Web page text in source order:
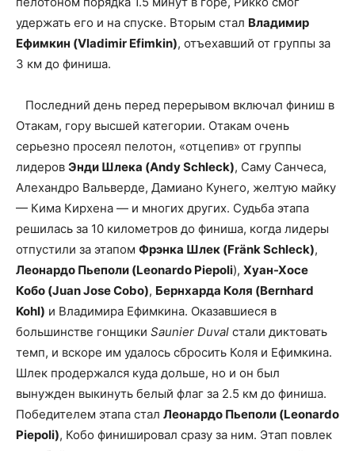
удержать его и на спуске. Вторым стал Владимир
Ефимкин (Vladimir Efimkin), отъехавший от группы за
3 км до финиша.
Последний день перед перерывом включал финиш в
Отакам, гору высшей категории. Отакам очень
серьезно просеял пелотон, «отцепив» от группы
лидеров Энди Шлека (Andy Schleck), Саму Санчеса,
Алехандро Вальверде, Дамиано Кунего, желтую майку
— Кима Кирхена — и многих других. Судьба этапа
решилась за 10 километров до финиша, когда лидеры
отпустили за этапом Фрэнка Шлек (Fränk Schleck),
Леонардо Пьеполи (Leonardo Piepoli), Хуан-Хосе
Кобо (Juan Jose Cobo), Бернхарда Коля (Bernhard
Kohl) и Владимира Ефимкина. Оказавшиеся в
большинстве гонщики Saunier Duval стали диктовать
темп, и вскоре им удалось сбросить Коля и Ефимкина.
Шлек продержался куда дольше, но и он был
вынужден выкинуть белый флаг за 2.5 км до финиша.
Победителем этапа стал Леонардо Пьеполи (Leonardo
Piepoli), Кобо финишировал сразу за ним. Этап повлек